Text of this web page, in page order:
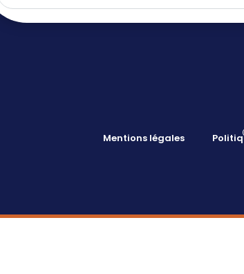
Mentions légales